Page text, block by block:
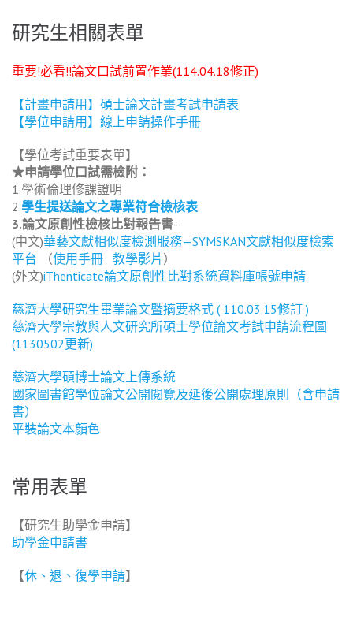
研究生相關表單
重要!必看!!論文口試前置作業(114.04.18修正)
【計畫申請用】碩士論文計畫考試申請表
【學位申請用】線上申請操作手冊
【學位考試重要表單】
★申請學位口試需檢附：
1.學術倫理修課證明
2.學生提送論文之專業符合檢核表
3.論文原創性檢核比對報告書-
(中文)華藝文獻相似度檢測服務—SYMSKAN文獻相似度檢索
平台 （使用手冊 教學影片 ）
(外文)iThenticate論文原創性比對系統資料庫帳號申請
慈濟大學研究生畢業論文暨摘要格式 ( 110.03.15修訂 )
慈濟大學宗教與人文研究所碩士學位論文考試申請流程圖
(1130502更新)
慈濟大學碩博士論文上傳系統
國家圖書館學位論文公開閱覽及延後公開處理原則（含申請
書）
平裝論文本顏色
常用表單
【研究生助學金申請】
助學金申請書
【休、退、復學申請】